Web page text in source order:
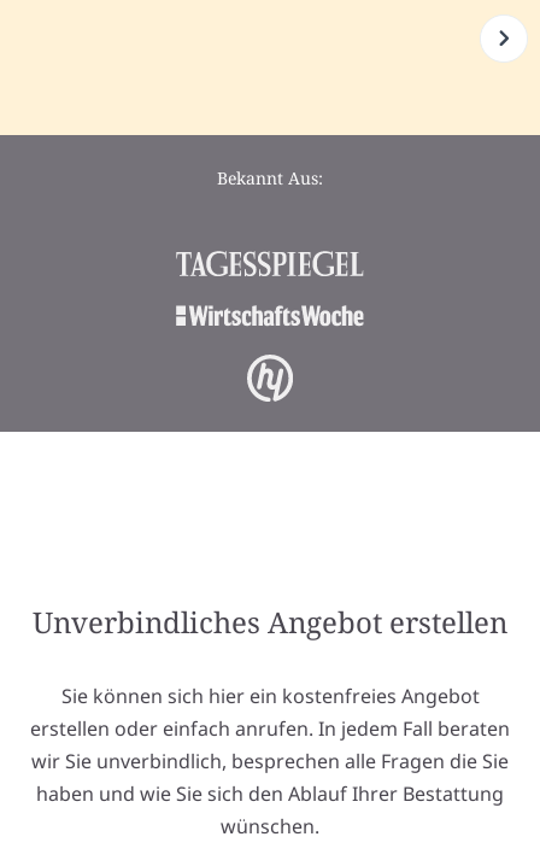
Bekannt Aus:
Unverbindliches Angebot erstellen
Sie können sich hier ein kostenfreies Angebot
erstellen oder einfach anrufen. In jedem Fall beraten
wir Sie unverbindlich, besprechen alle Fragen die Sie
haben und wie Sie sich den Ablauf Ihrer Bestattung
wünschen.